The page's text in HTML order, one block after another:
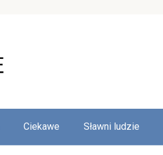
Ciekawe Sławni ludzie